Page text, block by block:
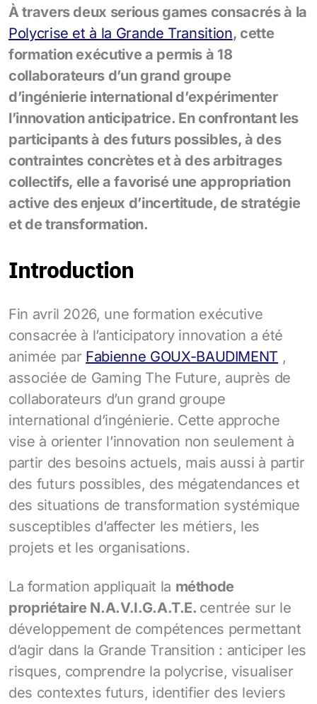
À travers deux serious games consacrés à la
Polycrise et à la Grande Transition, cette
formation exécutive a permis à 18
collaborateurs d’un grand groupe
d’ingénierie international d’expérimenter
l’innovation anticipatrice. En confrontant les
participants à des futurs possibles, à des
contraintes concrètes et à des arbitrages
collectifs, elle a favorisé une appropriation
active des enjeux d’incertitude, de stratégie
et de transformation.
Introduction
Fin avril 2026, une formation exécutive
consacrée à l’anticipatory innovation a été
animée par Fabienne GOUX-BAUDIMENT ,
associée de Gaming The Future, auprès de
collaborateurs d’un grand groupe
international d’ingénierie. Cette approche
vise à orienter l’innovation non seulement à
partir des besoins actuels, mais aussi à partir
des futurs possibles, des mégatendances et
des situations de transformation systémique
susceptibles d’affecter les métiers, les
projets et les organisations.
La formation appliquait la méthode
propriétaire N.A.V.I.G.A.T.E. centrée sur le
développement de compétences permettant
d’agir dans la Grande Transition : anticiper les
risques, comprendre la polycrise, visualiser
des contextes futurs, identifier des leviers